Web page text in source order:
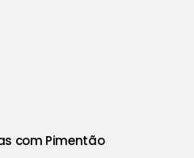
com Pimentão